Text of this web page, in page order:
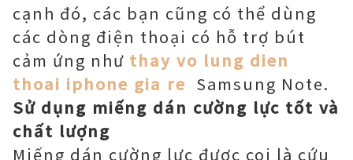
cạnh đó, các bạn cũng có thể dùng
các dòng điện thoại có hỗ trợ bút
cảm ứng như thay vo lung dien
thoai iphone gia re Samsung Note.
Sử dụng miếng dán cường lực tốt và
chất lượng
Miếng dán cường lực được coi là cứu